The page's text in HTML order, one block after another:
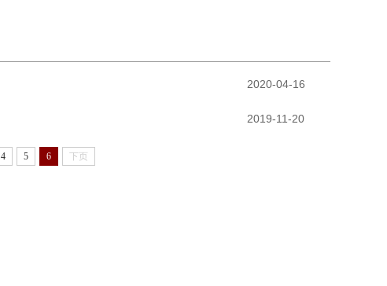
2020-04-16
2019-11-20
4 5 6 下页